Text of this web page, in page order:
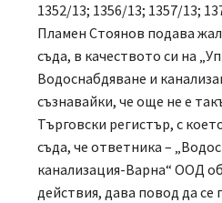
1352/13; 1356/13; 1357/13;
Пламен Стоянов подава
съда, в качеството си на
Водоснабдяване и
съзнавайки, че още не е
Търговски регистър, с
съда, че ответника –
канализация-Варна“ ООД
действия, дава повод да се